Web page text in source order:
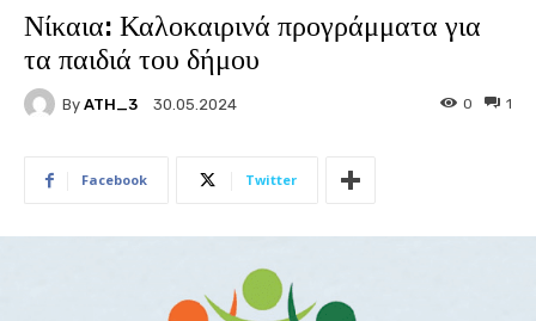
Νίκαια: Καλοκαιρινά προγράμματα για
τα παιδιά του δήμου
By ATH_3 30.05.2024 1
0
Facebook Twitter